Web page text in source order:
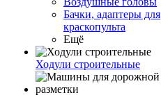
Бачки, адаптеры для
краскопульта
Ещё
Ходули строительные